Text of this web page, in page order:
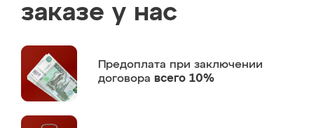
заказе у нас
Предоплата при заключении
договора всего 10%